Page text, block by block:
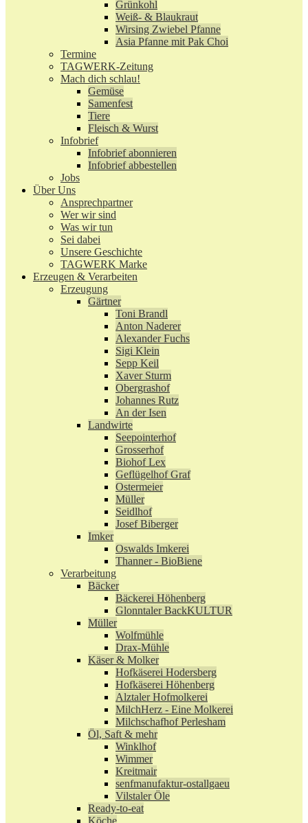
Grünkohl
Weiß- & Blaukraut
Wirsing Zwiebel Pfanne
Asia Pfanne mit Pak Choi
Termine
TAGWERK-Zeitung
Mach dich schlau!
Gemüse
Samenfest
Tiere
Fleisch & Wurst
Infobrief
Infobrief abonnieren
Infobrief abbestellen
Jobs
Über Uns
Ansprechpartner
Wer wir sind
Was wir tun
Sei dabei
Unsere Geschichte
TAGWERK Marke
Erzeugen & Verarbeiten
Erzeugung
Gärtner
Toni Brandl
Anton Naderer
Alexander Fuchs
Sigi Klein
Sepp Keil
Xaver Sturm
Obergrashof
Johannes Rutz
An der Isen
Landwirte
Seepointerhof
Grosserhof
Biohof Lex
Geflügelhof Graf
Ostermeier
Müller
Seidlhof
Josef Biberger
Imker
Oswalds Imkerei
Thanner - BioBiene
Verarbeitung
Bäcker
Bäckerei Höhenberg
Glonntaler BackKULTUR
Müller
Wolfmühle
Drax-Mühle
Käser & Molker
Hofkäserei Hodersberg
Hofkäserei Höhenberg
Alztaler Hofmolkerei
MilchHerz - Eine Molkerei
Milchschafhof Perlesham
Öl, Saft & mehr
Winklhof
Wimmer
Kreitmair
senfmanufaktur-ostallgaeu
Vilstaler Öle
Ready-to-eat
Köche